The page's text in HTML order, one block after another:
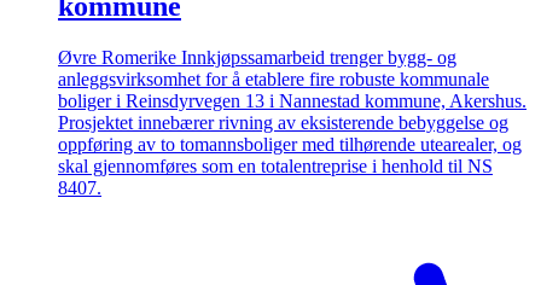
kommune
Øvre Romerike Innkjøpssamarbeid trenger bygg- og
anleggsvirksomhet for å etablere fire robuste kommunale
boliger i Reinsdyrvegen 13 i Nannestad kommune, Akershus.
Prosjektet innebærer rivning av eksisterende bebyggelse og
oppføring av to tomannsboliger med tilhørende utearealer, og
skal gjennomføres som en totalentreprise i henhold til NS
8407.